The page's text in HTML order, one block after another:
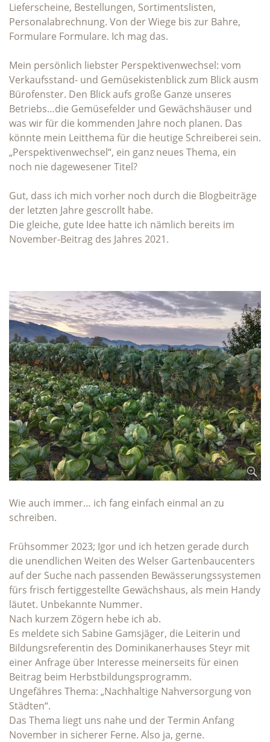
Lieferscheine, Bestellungen, Sortimentslisten,
Personalabrechnung. Von der Wiege bis zur Bahre,
Formulare Formulare. Ich mag das.
Mein persönlich liebster Perspektivenwechsel: vom
Verkaufsstand- und Gemüsekistenblick zum Blick ausm
Bürofenster. Den Blick aufs große Ganze unseres
Betriebs…die Gemüsefelder und Gewächshäuser und
was wir für die kommenden Jahre noch planen. Das
könnte mein Leitthema für die heutige Schreiberei sein.
„Perspektivenwechsel“, ein ganz neues Thema, ein
noch nie dagewesener Titel?
Gut, dass ich mich vorher noch durch die Blogbeiträge
der letzten Jahre gescrollt habe.
Die gleiche, gute Idee hatte ich nämlich bereits im
November-Beitrag des Jahres 2021.
Wie auch immer… ich fang einfach einmal an zu
schreiben.
Frühsommer 2023; Igor und ich hetzen gerade durch
die unendlichen Weiten des Welser Gartenbaucenters
auf der Suche nach passenden Bewässerungssystemen
fürs frisch fertiggestellte Gewächshaus, als mein Handy
läutet. Unbekannte Nummer.
Nach kurzem Zögern hebe ich ab.
Es meldete sich Sabine Gamsjäger, die Leiterin und
Bildungsreferentin des Dominikanerhauses Steyr mit
einer Anfrage über Interesse meinerseits für einen
Beitrag beim Herbstbildungsprogramm.
Ungefähres Thema: „Nachhaltige Nahversorgung von
Städten“.
Das Thema liegt uns nahe und der Termin Anfang
November in sicherer Ferne. Also ja, gerne.